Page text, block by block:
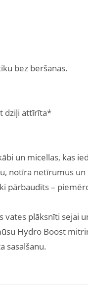
bez beršanas.
dziļi attīrīta*
un micellas, kas
notīra netīrumus un
pārbaudīts –
vates plāksnīti sejai
Hydro Boost
sasalšanu.